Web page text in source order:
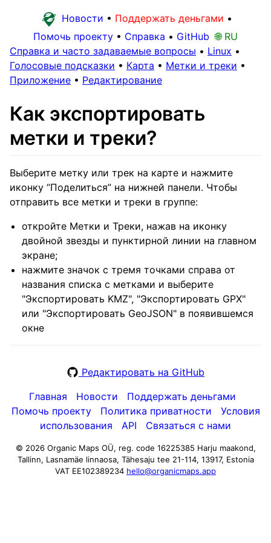
Новости • Поддержать деньгами •
Помочь проекту • Справка • GitHub 🌐 RU
Справка и часто задаваемые вопросы • Linux •
Голосовые подсказки • Карта • Метки и треки •
Приложение • Редактирование
Как экспортировать
метки и треки?
Выберите метку или трек на карте и нажмите
иконку “Поделиться” на нижней панели. Чтобы
отправить все метки и треки в группе:
откройте Метки и Треки, нажав на иконку
двойной звезды и пунктирной линии на главном
экране;
нажмите значок с тремя точками справа от
названия списка с метками и выберите
"Экспортировать KMZ", "Экспортировать GPX"
или "Экспортировать GeoJSON" в появившемся
окне
Редактировать на GitHub
Главная
Новости
Поддержать деньгами
Помочь проекту
Политика приватности
Условия
использования
API Связаться с нами
© 2026 Organic Maps OÜ, reg. code 16225385 Harju maakond,
Tallinn, Lasnamäe linnaosa, Tähesaju tee 21-114, 13917, Estonia
VAT EE102389234 hello@organicmaps.app